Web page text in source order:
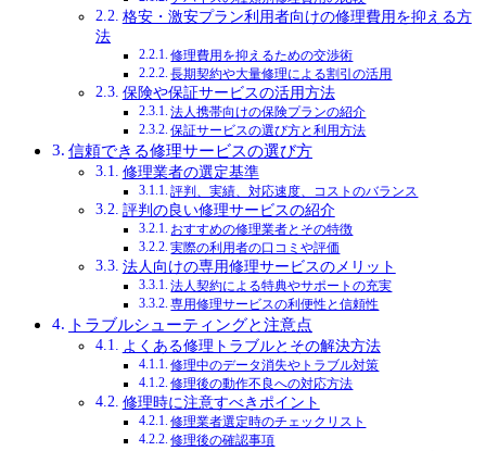
格安・激安プラン利用者向けの修理費用を抑える方
法
修理費用を抑えるための交渉術
長期契約や大量修理による割引の活用
保険や保証サービスの活用方法
法人携帯向けの保険プランの紹介
保証サービスの選び方と利用方法
信頼できる修理サービスの選び方
修理業者の選定基準
評判、実績、対応速度、コストのバランス
評判の良い修理サービスの紹介
おすすめの修理業者とその特徴
実際の利用者の口コミや評価
法人向けの専用修理サービスのメリット
法人契約による特典やサポートの充実
専用修理サービスの利便性と信頼性
トラブルシューティングと注意点
よくある修理トラブルとその解決方法
修理中のデータ消失やトラブル対策
修理後の動作不良への対応方法
修理時に注意すべきポイント
修理業者選定時のチェックリスト
修理後の確認事項